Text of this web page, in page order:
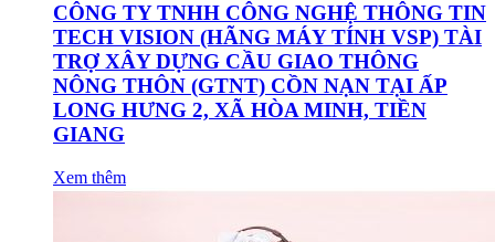
CÔNG TY TNHH CÔNG NGHỆ THÔNG TIN
TECH VISION (HÃNG MÁY TÍNH VSP) TÀI
TRỢ XÂY DỰNG CẦU GIAO THÔNG
NÔNG THÔN (GTNT) CỒN NẠN TẠI ẤP
LONG HƯNG 2, XÃ HÒA MINH, TIỀN
GIANG
Xem thêm